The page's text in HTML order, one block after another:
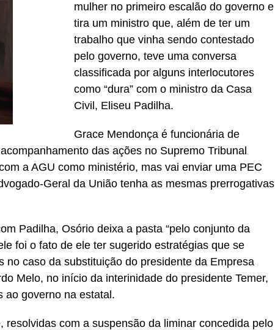
mulher no primeiro escalão do governo e
tira um ministro que, além de ter um
trabalho que vinha sendo contestado
pelo governo, teve uma conversa
classificada por alguns interlocutores
como “dura” com o ministro da Casa
Civil, Eliseu Padilha.
Grace Mendonça é funcionária de
das ações no Supremo Tribunal
a AGU como ministério, mas vai enviar uma PEC
Geral da União tenha as mesmas prerrogativas
Padilha, Osório deixa a pasta “pelo conjunto da
foi o fato de ele ter sugerido estratégias que se
no caso da substituição do presidente da Empresa
Melo, no início da interinidade do presidente Temer,
ao governo na estatal.
resolvidas com a suspensão da liminar concedida pelo